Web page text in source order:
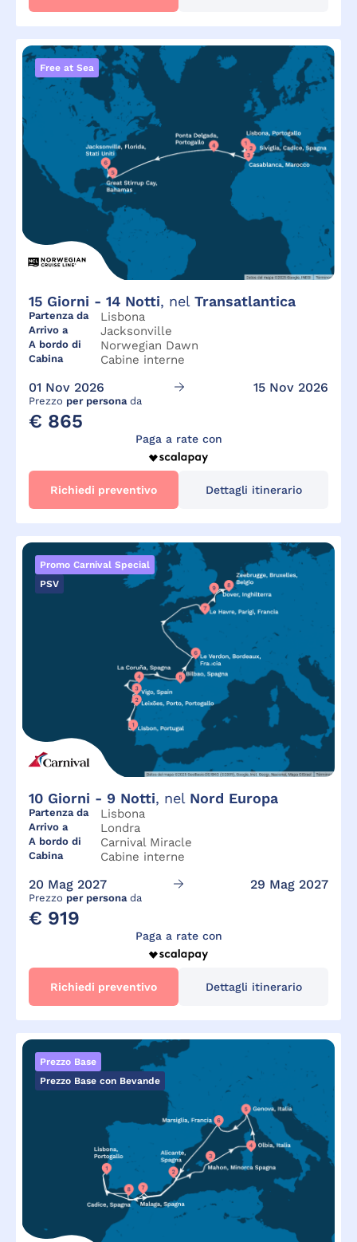
Free at Sea
15 Giorni - 14 Notti, nel Transatlantica
Partenza da Lisbona
Arrivo a Jacksonville
A bordo di Norwegian Dawn
Cabina Cabine interne
01 Nov 2026 15 Nov 2026
Prezzo per persona da
€ 865
Paga a rate con
Richiedi preventivo Dettagli itinerario
Promo Carnival Special
PSV
10 Giorni - 9 Notti, nel Nord Europa
Partenza da Lisbona
Arrivo a Londra
A bordo di Carnival Miracle
Cabina Cabine interne
20 Mag 2027 29 Mag 2027
Prezzo per persona da
€ 919
Paga a rate con
Richiedi preventivo Dettagli itinerario
Prezzo Base
Prezzo Base con Bevande